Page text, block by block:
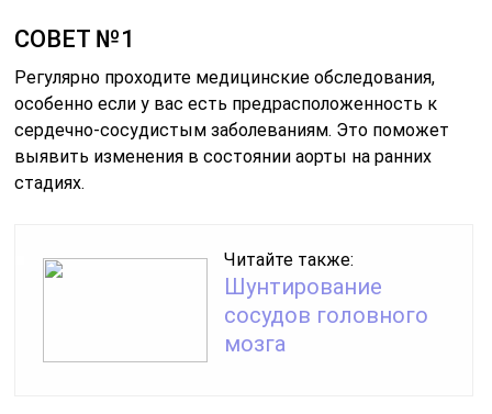
СОВЕТ №1
Регулярно проходите медицинские обследования,
особенно если у вас есть предрасположенность к
сердечно-сосудистым заболеваниям. Это поможет
выявить изменения в состоянии аорты на ранних
стадиях.
Читайте также:
Шунтирование
сосудов головного
мозга